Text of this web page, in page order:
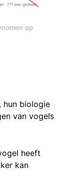
op
hun biologie
van vogels
heeft
kan